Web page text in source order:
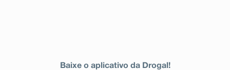
Baixe o aplicativo da Drogal!